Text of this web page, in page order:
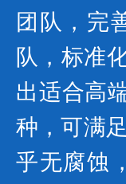
团队，完
队，标准
出适合高
种，可满
乎无腐蚀